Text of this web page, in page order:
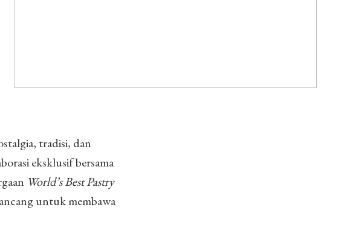
tradisi, dan
eksklusif bersama
World’s Best Pastry
untuk membawa